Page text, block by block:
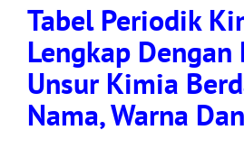
Tabel Periodik
Lengkap
Unsur Kimia
Nama, Warna